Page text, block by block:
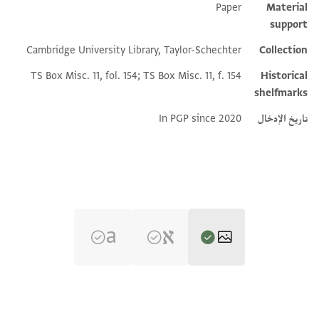
Material
support
Paper
Collection
Cambridge University Library, Taylor-Schechter
Historical
shelfmarks
TS Box Misc. 11, fol. 154; TS Box Misc. 11, f. 154
تاريخ الإدخال In PGP since 2020